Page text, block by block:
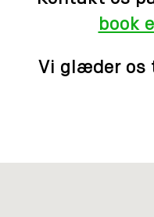
book
Vi glæder os